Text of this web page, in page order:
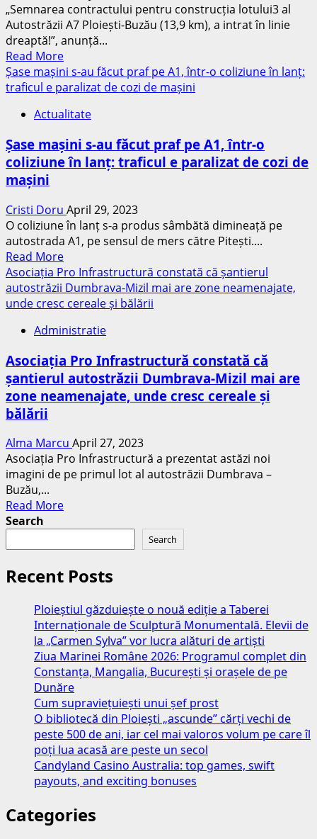
află
într-
un
impas,
cu
doar
și
16%
finalizare,
în
de
finalizare
stabilit
pentru
aprilie
2024
„Semnarea contractului pentru construcția lotului3 al
Autostrăzii A7 Ploiești-Buzău (13,9 km), a intrat în linie
dreaptă!”, anunță...
Read MoreRead
more
about
A7:
din
Turcia
pentru
ultimul
tronson
PNRR
ramas
necontractat
Șase mașini s-au făcut praf pe A1, într-o coliziune în lanț:
traficul e paralizat de cozi de mașini
Actualitate
Șase mașini s-au făcut praf pe A1, într-o
coliziune în lanț: traficul e paralizat de cozi de
mașini
Cristi Doru April 29, 2023
O coliziune în lanț s-a produs sâmbătă dimineață pe
autostrada A1, pe sensul de mers către Pitești....
Read MoreRead
more
about
Șase
s-
făcut
praf
pe
o
coliziune
în
traficul
de
cozi
de
Asociația Pro Infrastructură constată că șantierul
autostrăzii Dumbrava-Mizil mai are zone neamenajate,
unde cresc cereale și bălării
Administratie
Asociația Pro Infrastructură constată că
șantierul autostrăzii Dumbrava-Mizil mai are
zone neamenajate, unde cresc cereale și
bălării
Alma Marcu April 27, 2023
Asociația Pro Infrastructură a prezentat astăzi noi
imagini de pe primul lot al autostrăzii Dumbrava –
Buzău,...
Read MoreRead
Asociația
Pro
Infrastructură
că
șantierul
autostrăzii
Dumbrava-
Mizil
mai
are
zone
neamenajate,
unde
cresc
cereale
bălării
Search
Search
Recent Posts
Ploieștiul găzduiește o nouă ediție a Taberei
Internaționale de Sculptură Monumentală. Elevii de
la „Carmen Sylva” vor lucra alături de artiști
Ziua Marinei Române 2026: Programul complet din
Constanța, Mangalia, București și orașele de pe
Dunăre
Cum supraviețuiești unui șef prost
O bibliotecă din Ploiești „ascunde” cărți vechi de
peste 500 de ani, iar cel mai valoros volum pe care îl
poți lua acasă are peste un secol
Candyland Casino Australia: top games, swift
payouts, and exciting bonuses
Categories